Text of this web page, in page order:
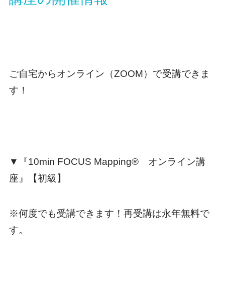
ご自宅からオンライン（ZOOM）で受講できま
す！
▼『10min FOCUS Mapping® オンライン講
座』【初級】
※何度でも受講できます！再受講は永年無料で
す。